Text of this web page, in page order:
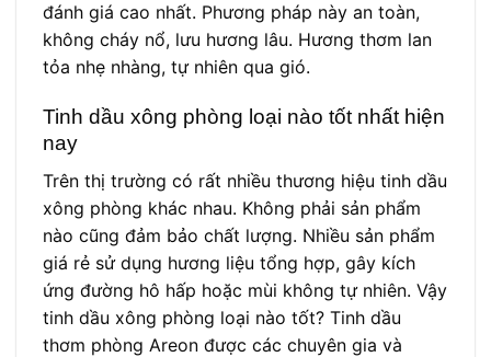
đánh giá cao nhất. Phương pháp này an toàn,
không cháy nổ, lưu hương lâu. Hương thơm lan
tỏa nhẹ nhàng, tự nhiên qua gió.
Tinh dầu xông phòng loại nào tốt nhất hiện
nay
Trên thị trường có rất nhiều thương hiệu tinh dầu
xông phòng khác nhau. Không phải sản phẩm
nào cũng đảm bảo chất lượng. Nhiều sản phẩm
giá rẻ sử dụng hương liệu tổng hợp, gây kích
ứng đường hô hấp hoặc mùi không tự nhiên. Vậy
tinh dầu xông phòng loại nào tốt? Tinh dầu
thơm phòng Areon được các chuyên gia và